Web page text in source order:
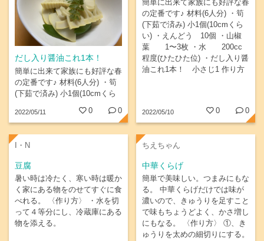
だし入り醤油これ1本！
簡単に出来て家族にも好評な春
の定番です♪ 材料(6人分) ・筍
(下茹で済み) 小1個(10cmくら
葉 1～3枚 ・水...
2022/05/11 0 0
簡単に出来て家族にも好評な春
の定番です♪ 材料(6人分) ・筍
(下茹で済み) 小1個(10cmくら
い) ・えんどう 10個 ・山椒
葉 1〜3枚 ・水 200cc
程度(ひたひた位) ・だし入り醤
油これ1本！ 小さじ1 作り方
を入れる。 3...
2022/05/10 0 0
I・N
豆腐
暑い時は冷たく、寒い時は暖か
く家にある物をのせてすぐに食
べれる。 〈作り方〉 ・水を切
って４等分にし、冷蔵庫にある
物を添える。
ちえちゃん
中華くらげ
簡単で美味しい。つまみにもな
る。 中華くらげだけでは味が
濃いので、きゅうりを足すこと
で味もちょうどよく、かさ増し
にもなる。 〈作り方〉 ①、き
ゅうりを太めの細切りにする。